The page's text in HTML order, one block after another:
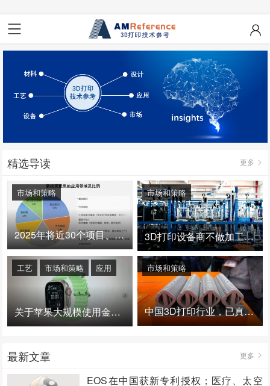
精选导读 更多
2025年将近30个项目、150亿投资：3D打印真的迎来爆发拐点了吗
市场和策略
3D打印设备商不做加工服务，就成了旁观者！
市场和策略
关于苹果大规模使用金属3D打印的思考
工艺 市场和策略 应用
中国3D打印行业，已真正进入爆发时代！
市场和策略
最新文章 更多
EOS在中国获新专利授权；医疗、太空